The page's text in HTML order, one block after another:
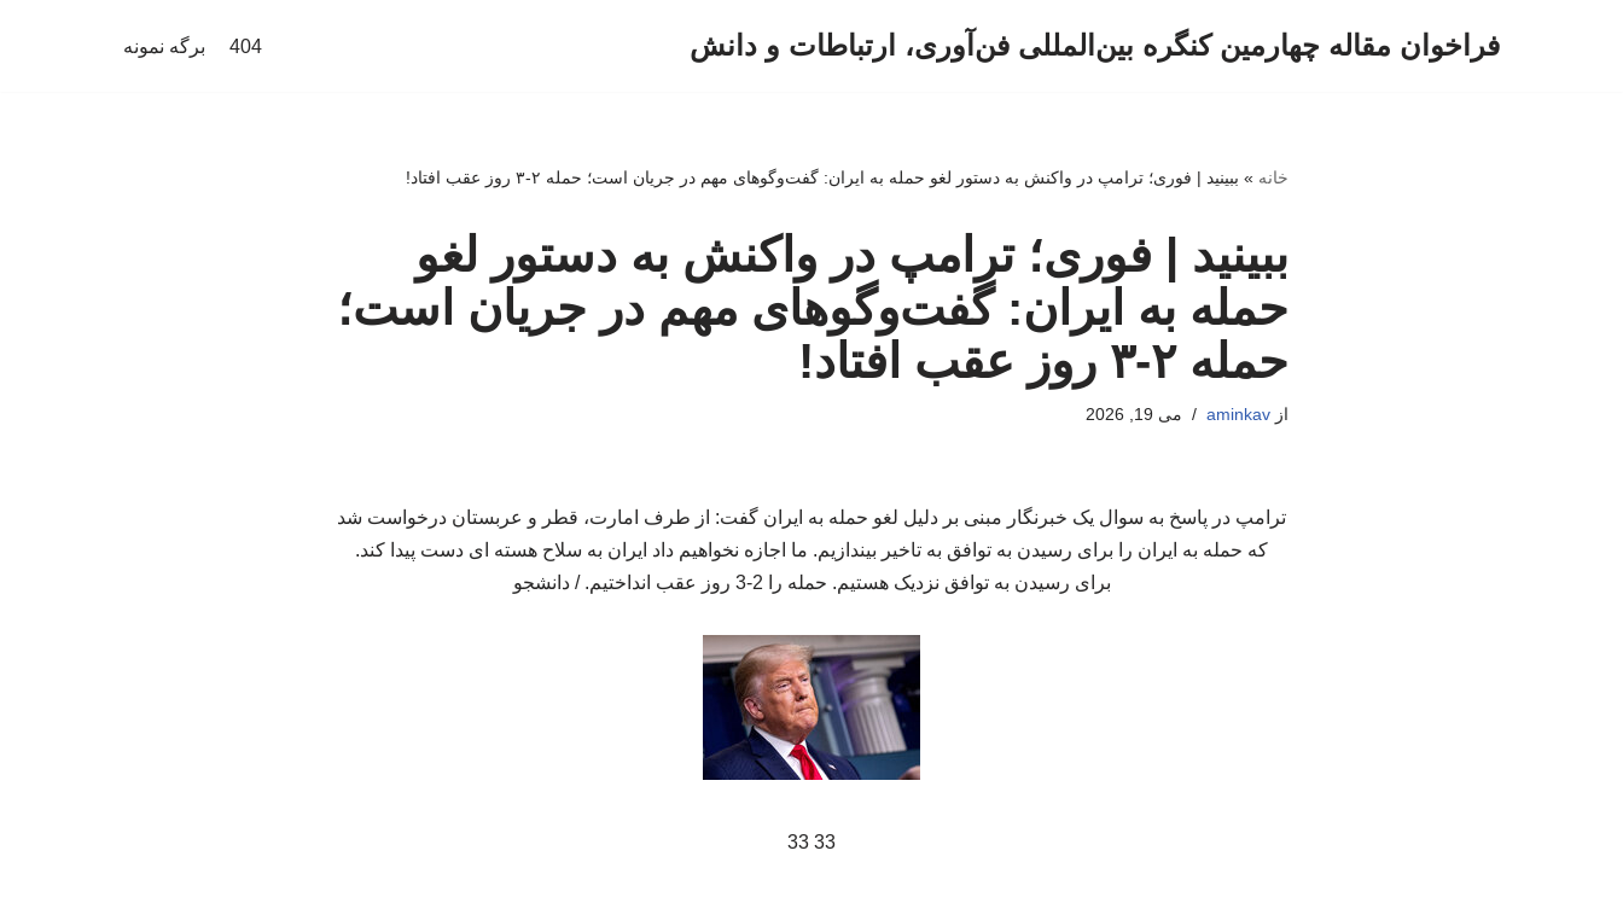
فراخوان مقاله چهارمین کنگره بین‌المللی فن‌آوری، ارتباطات و دانش 404 برگه نمونه
خانه » ببینید | فوری؛ ترامپ در واکنش به دستور لغو حمله به ایران: گفت‌وگوهای مهم در جریان است؛ حمله ۲-۳ روز عقب افتاد!
ببینید | فوری؛ ترامپ در واکنش به دستور لغو
حمله به ایران: گفت‌وگوهای مهم در جریان است؛
حمله ۲-۳ روز عقب افتاد!
ازaminkav می 19, 2026
ترامپ در پاسخ به سوال یک خبرنگار مبنی بر دلیل لغو حمله به ایران گفت: از طرف امارت، قطر و عربستان درخواست شد
که حمله به ایران را برای رسیدن به توافق به تاخیر بیندازیم. ما اجازه نخواهیم داد ایران به سلاح هسته ای دست پیدا کند.
برای رسیدن به توافق نزدیک هستیم. حمله را 2-3 روز عقب انداختیم. / دانشجو
33 33